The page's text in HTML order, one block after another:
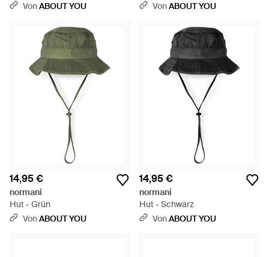
VonABOUT YOU
VonABOUT YOU
14,95 €
normani
Hut - Grün
VonABOUT YOU
14,95 €
normani
Hut - Schwarz
VonABOUT YOU